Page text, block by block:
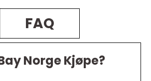
FAQ
Norge Kjøpe?